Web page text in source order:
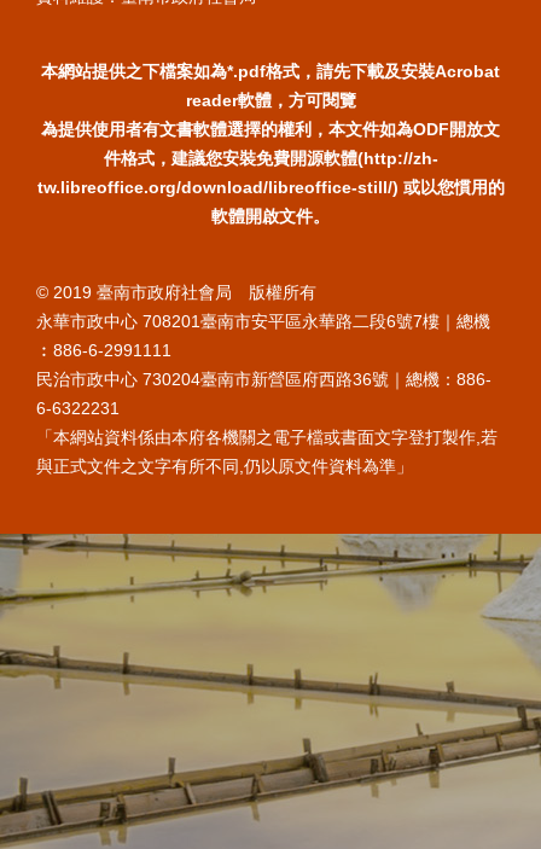
本網站提供之下檔案如為*.pdf格式，請先下載及安裝Acrobat
reader軟體，方可閱覽
為提供使用者有文書軟體選擇的權利，本文件如為ODF開放文
件格式，建議您安裝免費開源軟體(http://zh-
tw.libreoffice.org/download/libreoffice-still/) 或以您慣用的
軟體開啟文件。
© 2019 臺南市政府社會局 版權所有
永華市政中心 708201臺南市安平區永華路二段6號7樓｜總機
︰886-6-2991111
民治市政中心 730204臺南市新營區府西路36號｜總機：886-
6-6322231
「本網站資料係由本府各機關之電子檔或書面文字登打製作,若
與正式文件之文字有所不同,仍以原文件資料為準」